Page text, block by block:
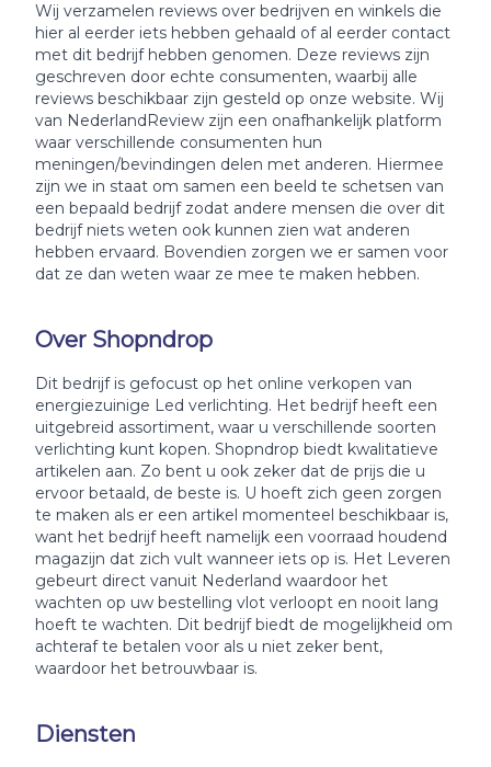
Wij verzamelen reviews over bedrijven en winkels die
hier al eerder iets hebben gehaald of al eerder contact
met dit bedrijf hebben genomen. Deze reviews zijn
geschreven door echte consumenten, waarbij alle
reviews beschikbaar zijn gesteld op onze website. Wij
van NederlandReview zijn een onafhankelijk platform
waar verschillende consumenten hun
meningen/bevindingen delen met anderen. Hiermee
zijn we in staat om samen een beeld te schetsen van
een bepaald bedrijf zodat andere mensen die over dit
bedrijf niets weten ook kunnen zien wat anderen
hebben ervaard. Bovendien zorgen we er samen voor
dat ze dan weten waar ze mee te maken hebben.
Over Shopndrop
Dit bedrijf is gefocust op het online verkopen van
energiezuinige Led verlichting. Het bedrijf heeft een
uitgebreid assortiment, waar u verschillende soorten
verlichting kunt kopen. Shopndrop biedt kwalitatieve
artikelen aan. Zo bent u ook zeker dat de prijs die u
ervoor betaald, de beste is. U hoeft zich geen zorgen
te maken als er een artikel momenteel beschikbaar is,
want het bedrijf heeft namelijk een voorraad houdend
magazijn dat zich vult wanneer iets op is. Het Leveren
gebeurt direct vanuit Nederland waardoor het
wachten op uw bestelling vlot verloopt en nooit lang
hoeft te wachten. Dit bedrijf biedt de mogelijkheid om
achteraf te betalen voor als u niet zeker bent,
waardoor het betrouwbaar is.
Diensten